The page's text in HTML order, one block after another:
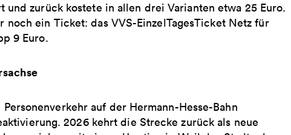
zurück kostete in allen drei Varianten etwa 25 Euro.
noch ein Ticket: das VVS-EinzelTagesTicket Netz für
9 Euro.
auf der Hermann-Hesse-Bahn
2026 kehrt die Strecke zurück als neue